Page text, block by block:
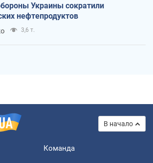
Украины сократили
нефтепродуктов
3,6 т.
В начало
Команда